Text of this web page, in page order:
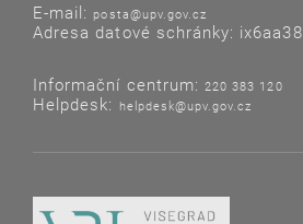
E-mail: posta@upv.gov.cz
Adresa datové schránky: ix6aa38
Informační centrum: 220 383 120
Helpdesk: helpdesk@upv.gov.cz